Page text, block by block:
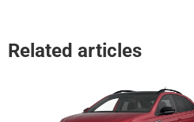
Related articles